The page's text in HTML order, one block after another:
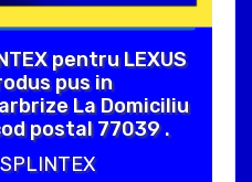
pentru LEXUS
pus in
La Domiciliu
postal 77039 .